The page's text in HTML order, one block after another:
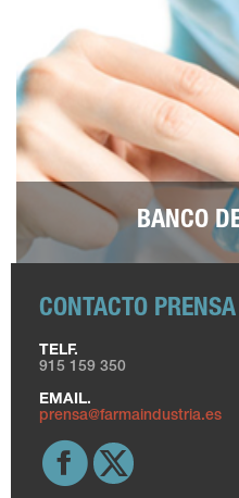
BANCO
CONTACTO PRENSA
TELF.
915 159 350
EMAIL.
prensa@farmaindustria.es